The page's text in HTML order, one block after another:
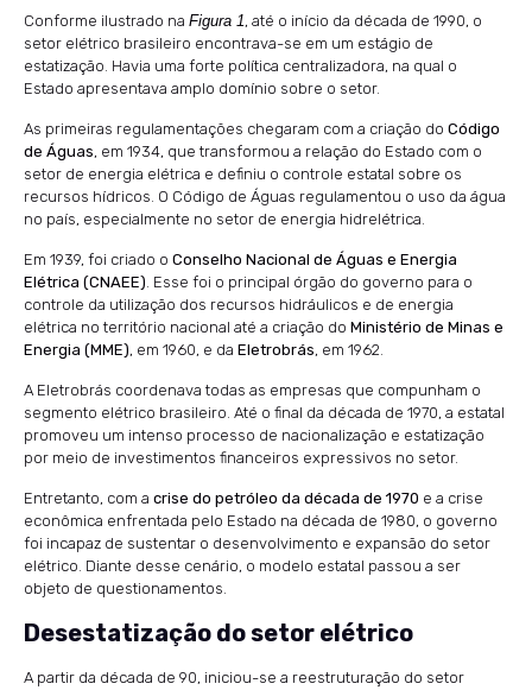
Conforme ilustrado na Figura 1, até o início da década de 1990, o
setor elétrico brasileiro encontrava-se em um estágio de
estatização. Havia uma forte política centralizadora, na qual o
Estado apresentava amplo domínio sobre o setor.
As primeiras regulamentações chegaram com a criação do Código
de Águas, em 1934, que transformou a relação do Estado com o
setor de energia elétrica e definiu o controle estatal sobre os
recursos hídricos. O Código de Águas regulamentou o uso da água
no país, especialmente no setor de energia hidrelétrica.
Em 1939, foi criado o Conselho Nacional de Águas e Energia
Elétrica (CNAEE). Esse foi o principal órgão do governo para o
controle da utilização dos recursos hidráulicos e de energia
elétrica no território nacional até a criação do Ministério de Minas e
Energia (MME), em 1960, e da Eletrobrás, em 1962.
A Eletrobrás coordenava todas as empresas que compunham o
segmento elétrico brasileiro. Até o final da década de 1970, a estatal
promoveu um intenso processo de nacionalização e estatização
por meio de investimentos financeiros expressivos no setor.
Entretanto, com a crise do petróleo da década de 1970 e a crise
econômica enfrentada pelo Estado na década de 1980, o governo
foi incapaz de sustentar o desenvolvimento e expansão do setor
elétrico. Diante desse cenário, o modelo estatal passou a ser
objeto de questionamentos.
Desestatização do setor elétrico
A partir da década de 90, iniciou-se a reestruturação do setor